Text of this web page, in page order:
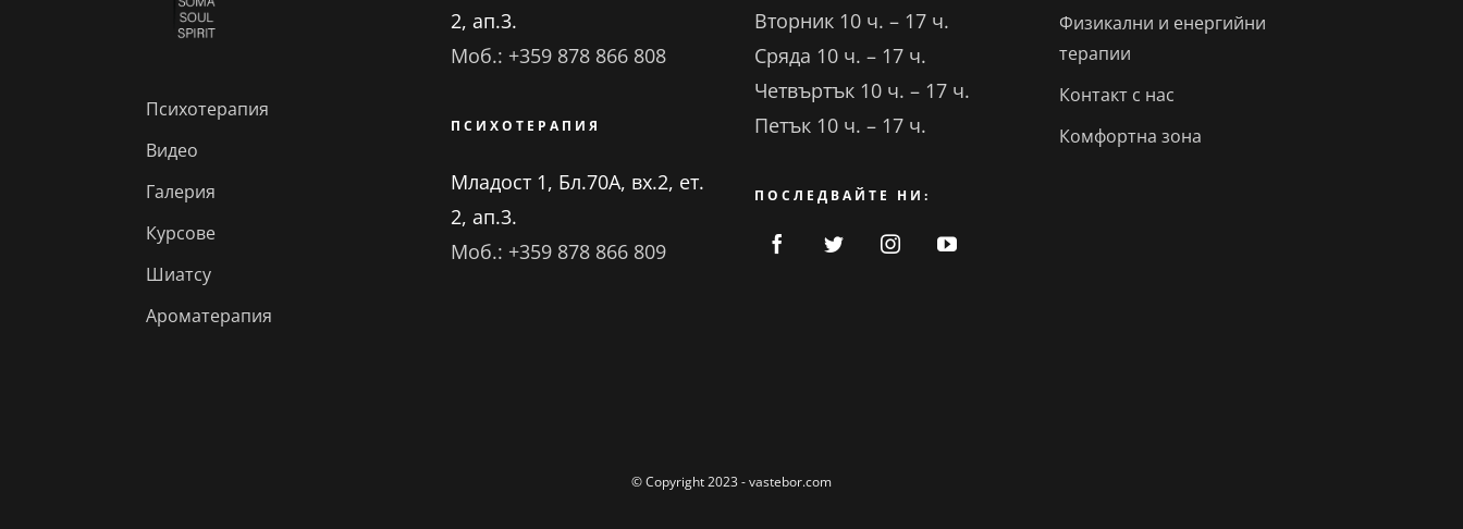
Психотерапия
Видео
Галерия
Курсове
Шиатсу
Ароматерапия
2, ап.3.
Моб.: +359 878 866 808
ПСИХОТЕРАПИЯ
Младост 1, Бл.70А, вх.2, ет.
2, ап.3.
Моб.: +359 878 866 809
Вторник 10 ч. – 17 ч.
Сряда 10 ч. – 17 ч.
Четвъртък 10 ч. – 17 ч.
Петък 10 ч. – 17 ч.
ПОСЛЕДВАЙТЕ НИ:
Физикални и енергийни
терапии
Контакт с нас
Комфортна зона
© Copyright 2023 - vastebor.com